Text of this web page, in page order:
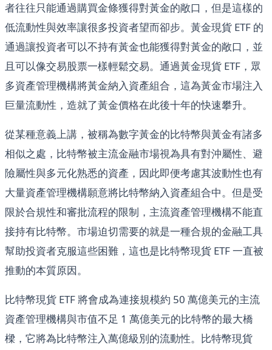
者往往只能通過購買金條獲得對黃金的敞口，但是這樣的
低流動性與效率讓很多投資者望而卻步。黃金現貨 ETF 的
通過讓投資者可以不持有黃金也能獲得對黃金的敞口，並
且可以像交易股票一樣輕鬆交易。通過黃金現貨 ETF，眾
多資產管理機構將黃金納入資產組合，這為黃金市場注入
巨量流動性，造就了黃金價格在此後十年的快速攀升。
從某種意義上講，被稱為數字黃金的比特幣與黃金有諸多
相似之處，比特幣被主流金融市場視為具有對沖屬性、避
險屬性與多元化熟悉的資產，因此即便考慮其波動性也有
大量資產管理機構願意將比特幣納入資產組合中。但是受
限於合規性和審批流程的限制，主流資產管理機構不能直
接持有比特幣。市場迫切需要的就是一種合規的金融工具
幫助投資者克服這些困難，這也是比特幣現貨 ETF 一直被
推動的本質原因。
比特幣現貨 ETF 將會成為連接規模約 50 萬億美元的主流
資產管理機構與市值不足 1 萬億美元的比特幣的最大橋
樑，它將為比特幣注入萬億級別的流動性。比特幣現貨